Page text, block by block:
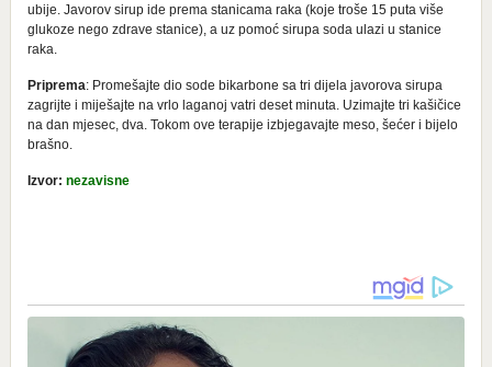
ubije. Javorov sirup ide prema stanicama raka (koje troše 15 puta više
glukoze nego zdrave stanice), a uz pomoć sirupa soda ulazi u stanice
raka.
Priprema: Promešajte dio sode bikarbone sa tri dijela javorova sirupa
zagrijte i miješajte na vrlo laganoj vatri deset minuta. Uzimajte tri kašičice
na dan mjesec, dva. Tokom ove terapije izbjegavajte meso, šećer i bijelo
brašno.
Izvor: nezavisne